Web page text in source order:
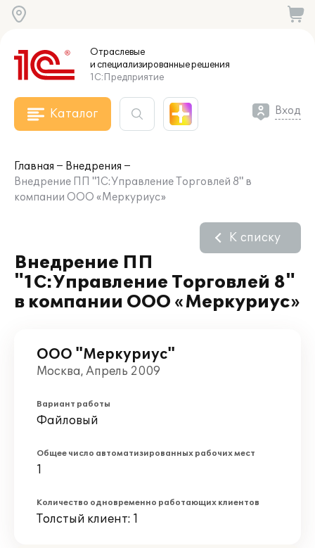
Отраслевые
и специализированныерешения
1С:Предприятие
Каталог Вход
Главная
Внедрения
Внедрение ПП "1С:Управление Торговлей 8" в
компании ООО «Меркуриус»
Внедрение ПП
"1С:Управление Торговлей 8"
в компании ООО «Меркуриус»
К списку
ООО "Меркуриус"
Москва, Апрель 2009
Вариант работы
Файловый
Общее число автоматизированных рабочих мест
1
Количество одновременно работающих клиентов
Толстый клиент: 1